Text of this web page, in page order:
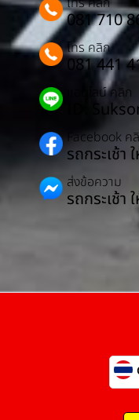
081 710
โทร คลิก
081 441
แอดไลน์ คลิก
ID:
Facebook ค
รถกระเช้า
ส่งข้อความ
รถกระเช้า